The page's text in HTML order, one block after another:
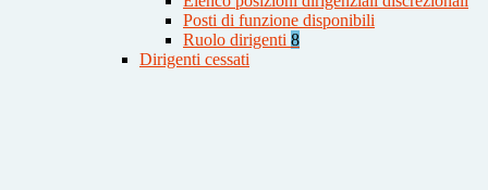
Posti di funzione disponibili
Ruolo dirigenti 8
Dirigenti cessati